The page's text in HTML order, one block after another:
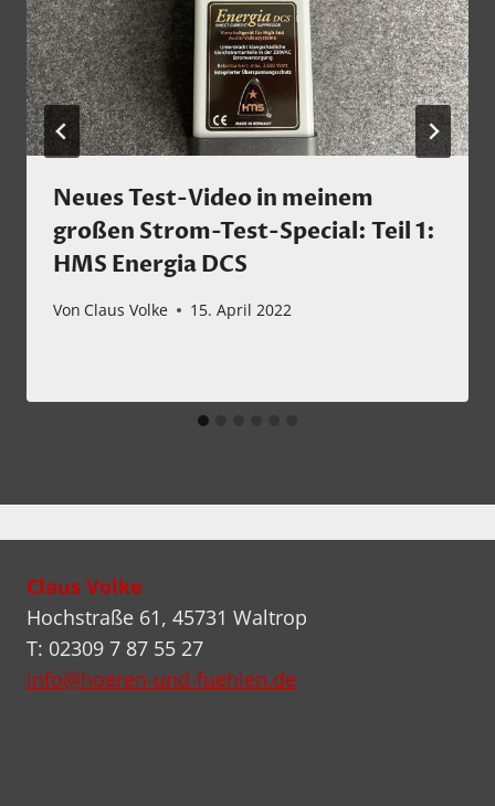
Neues Test-Video in meinem
großen Strom-Test-Special: Teil 1:
HMS Energia DCS
Von Claus Volke 15. April 2022
Claus Volke
Hochstraße 61, 45731 Waltrop
T: 02309 7 87 55 27
info@hoeren-und-fuehlen.de